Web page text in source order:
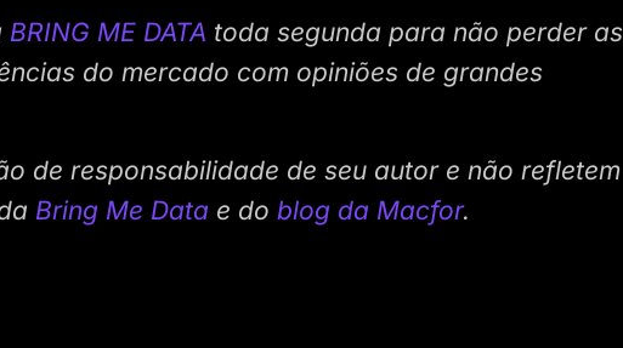
BRING ME DATA toda segunda para não perder as
do mercado com opiniões de grandes
de responsabilidade de seu autor e não refletem
Bring Me Data e do blog da Macfor.